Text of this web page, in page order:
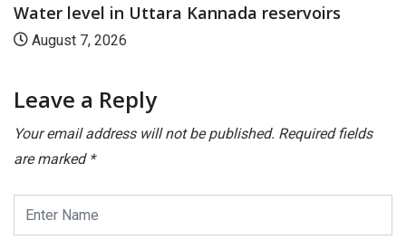
Water level in Uttara Kannada reservoirs
August 7, 2026
Leave a Reply
Your email address will not be published. Required fields
are marked *